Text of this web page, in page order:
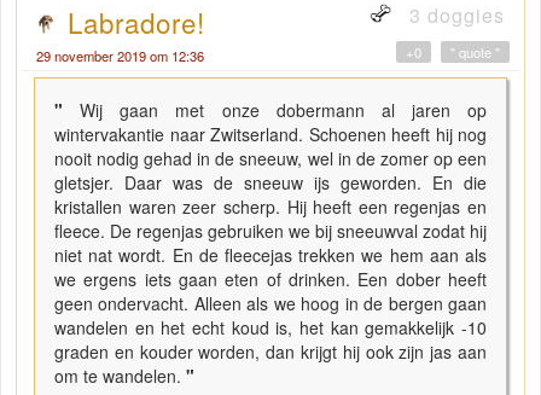
Labradore! 3 doggies
29 november 2019 om 12:36 " quote "
+0
"Wij gaan met onze dobermann al jaren op
wintervakantie naar Zwitserland. Schoenen heeft hij nog
nooit nodig gehad in de sneeuw, wel in de zomer op een
gletsjer. Daar was de sneeuw ijs geworden. En die
kristallen waren zeer scherp. Hij heeft een regenjas en
fleece. De regenjas gebruiken we bij sneeuwval zodat hij
niet nat wordt. En de fleecejas trekken we hem aan als
we ergens iets gaan eten of drinken. Een dober heeft
geen ondervacht. Alleen als we hoog in de bergen gaan
wandelen en het echt koud is, het kan gemakkelijk -10
graden en kouder worden, dan krijgt hij ook zijn jas aan
om te wandelen. "